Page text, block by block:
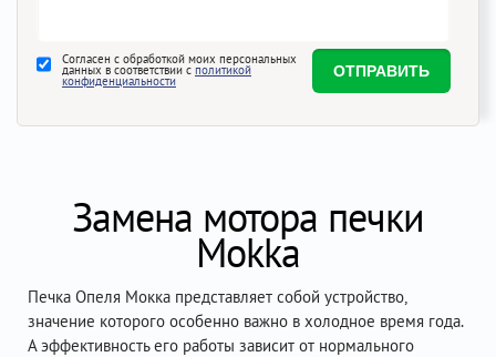
Согласен с обработкой моих персональных
данных в соответствии с политикой
конфиденциальности
Замена мотора печки
Mokka
Печка Опеля Мокка представляет собой устройство,
значение которого особенно важно в холодное время года.
А эффективность его работы зависит от нормального